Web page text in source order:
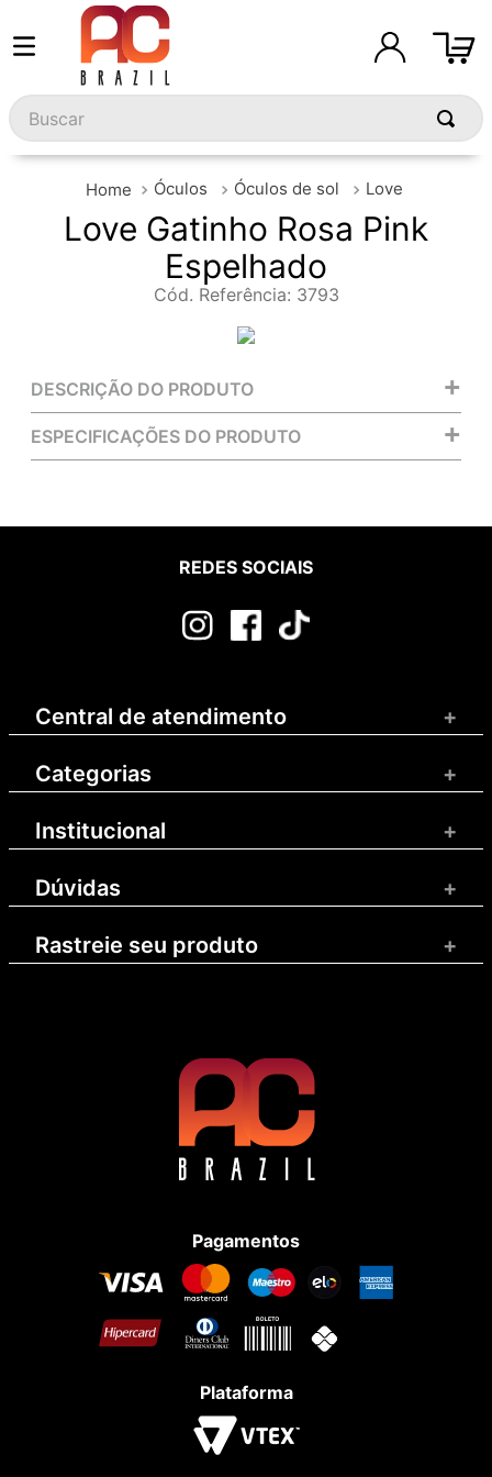
Buscar
Óculos Óculos de sol Love
Love Gatinho Rosa Pink
Espelhado
Cód. Referência: 3793
DESCRIÇÃO DO PRODUTO +
ESPECIFICAÇÕES DO PRODUTO +
REDES SOCIAIS
Central de atendimento +
Categorias +
Institucional +
Dúvidas +
Rastreie seu produto +
Pagamentos
Plataforma